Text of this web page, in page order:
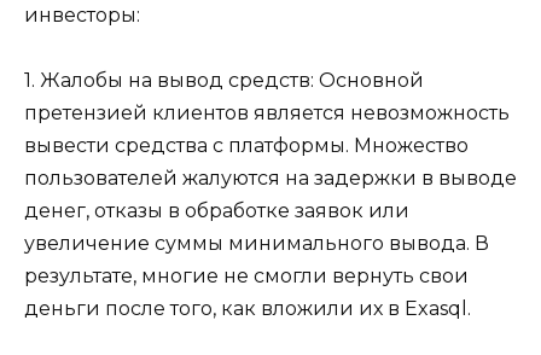
инвесторы:
1. Жалобы на вывод средств: Основной
претензией клиентов является невозможность
вывести средства с платформы. Множество
пользователей жалуются на задержки в выводе
денег, отказы в обработке заявок или
увеличение суммы минимального вывода. В
результате, многие не смогли вернуть свои
деньги после того, как вложили их в Exasql.